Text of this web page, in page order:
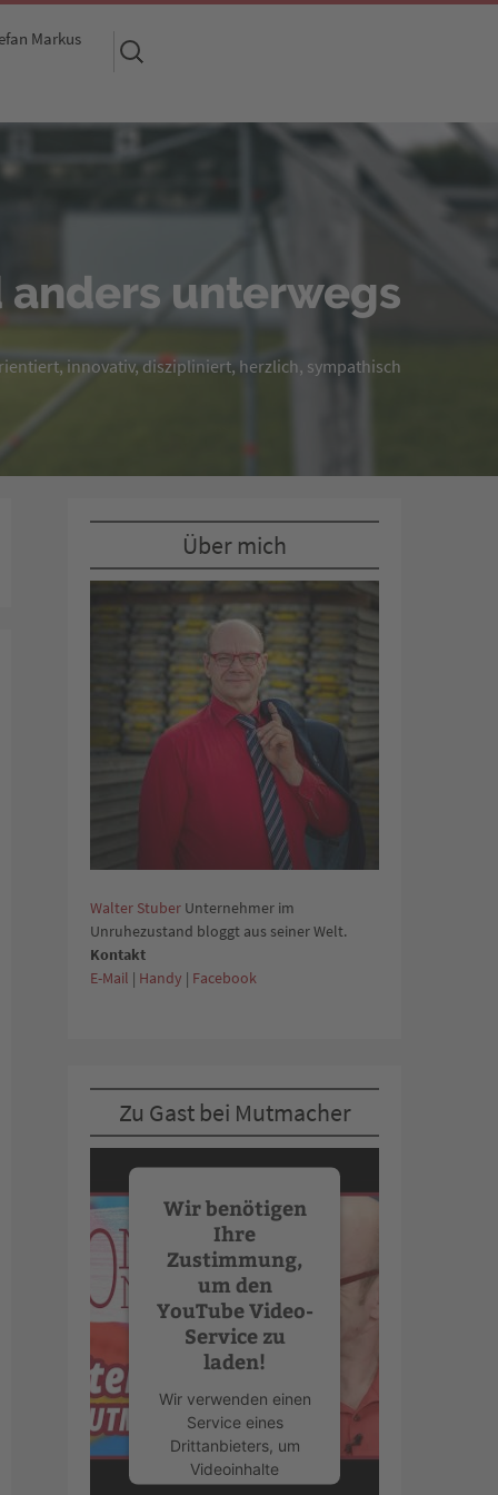
Markus
Suchen
nach:
anders unterwegs
innovativ, diszipliniert, herzlich, sympathisch
Über mich
Walter Stuber Unternehmer im
Unruhezustand bloggt aus seiner Welt.
Kontakt
E-Mail | Handy | Facebook
Zu Gast bei Mutmacher
Wir benötigen
Ihre
Zustimmung,
um den
YouTube Video-
Service zu
laden!
Wir verwenden einen
Service eines
Drittanbieters, um
Videoinhalte